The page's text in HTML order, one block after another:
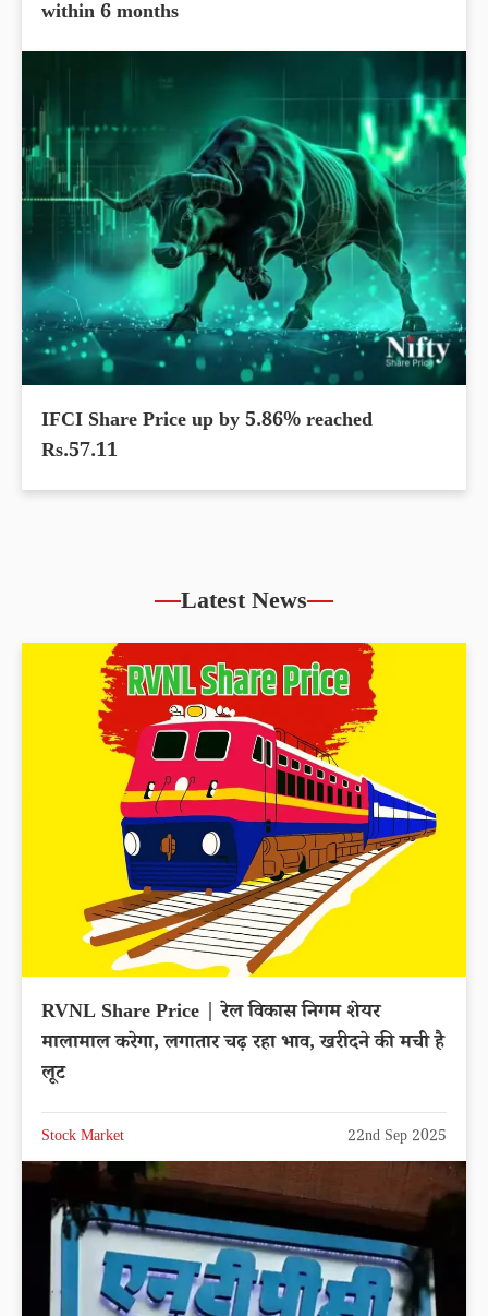
within 6 months
IFCI Share Price up by 5.86% reached
Rs.57.11
Latest News
RVNL Share Price | रेल विकास निगम शेयर
मालामाल करेगा, लगातार चढ़ रहा भाव, खरीदने की मची है
लूट
Stock Market 22nd Sep 2025